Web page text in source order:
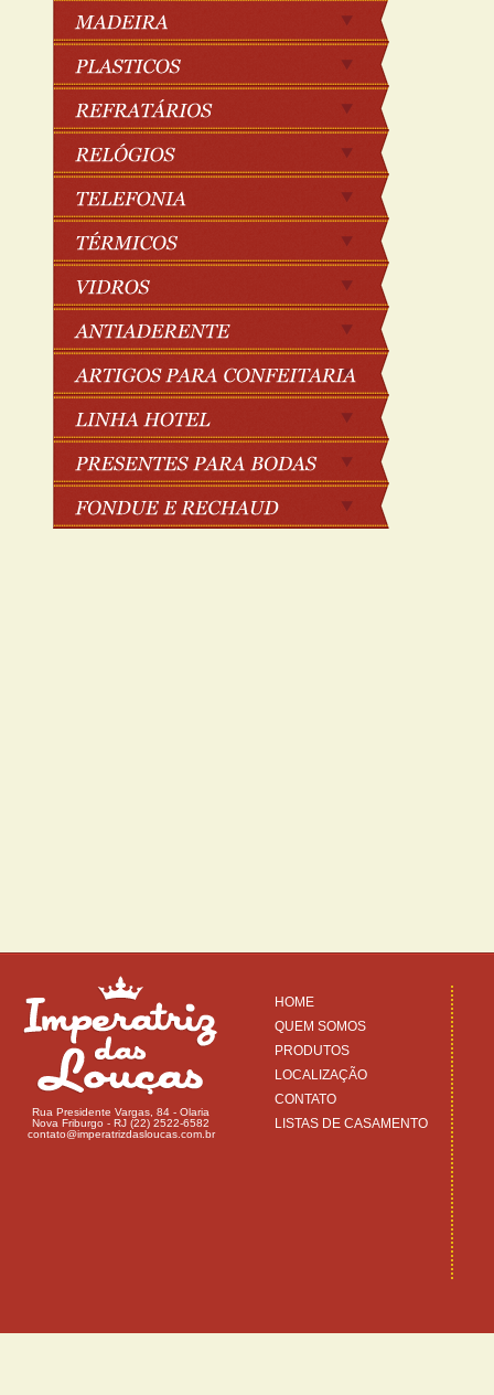
Rua Presidente Vargas, 84 - Olaria
Nova Friburgo - RJ (22) 2522-6582
contato@imperatrizdasloucas.com.br
HOME
QUEM SOMOS
PRODUTOS
LOCALIZAÇÃO
CONTATO
LISTAS DE CASAMENTO